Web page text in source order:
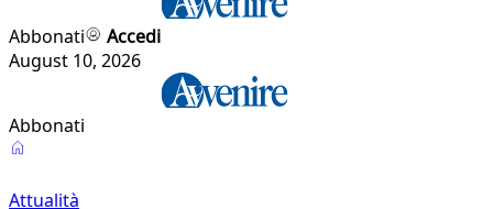
Abbonati
Accedi
August 10, 2026
Abbonati
Attualità